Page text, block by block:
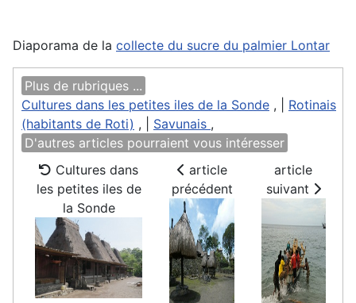
Diaporama de la collecte du sucre du palmier Lontar
Plus de rubriques ...
Cultures dans les petites iles de la Sonde , | Rotinais
(habitants de Roti) , | Savunais ,
D'autres articles pourraient vous intéresser
Cultures dans
les petites iles de
la Sonde
article
précédent
article
suivant